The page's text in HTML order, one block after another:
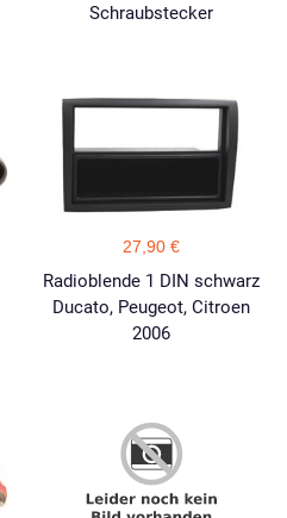
Schraubstecker
27,90 €
Radioblende 1 DIN schwarz
Ducato, Peugeot, Citroen
2006